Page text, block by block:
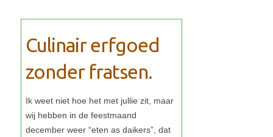
Culinair erfgoed
zonder fratsen.